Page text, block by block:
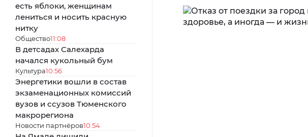
есть яблоки, женщинам
лениться и носить красную
нитку
Общество11:08
В детсадах Салехарда
начался кукольный бум
Культура10:56
Энергетики вошли в состав
экзаменационных комиссий
вузов и ссузов Тюменского
макрорегиона
Новости партнёров10:54